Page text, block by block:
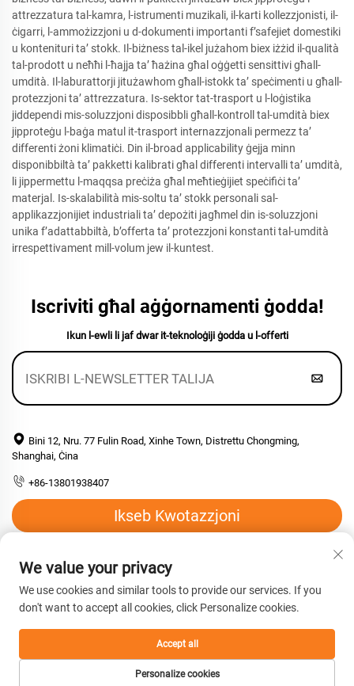
attrezzatura tal-kamra, l-istrumenti muzikali, il-karti kollezzjonisti, il-
ċigarri, l-ammożizzjoni u d-dokumenti importanti f’safejiet domestiki
u kontenituri ta’ stokk. Il-biżness tal-ikel jużahom biex iżżid il-qualità
tal-prodott u neħħi l-ħajja ta’ ħażina għal oġġetti sensittivi għall-
umdità. Il-laburattorji jitużawhom għall-istokk ta’ speċimenti u għall-
protezzjoni ta’ attrezzatura. Is-sektor tat-trasport u l-loġistika
jiddependi mis-soluzzjoni disposibbli għall-kontroll tal-umdità biex
jipproteġu l-baġa matul it-trasport internazzjonali permezz ta’
differenti żoni klimatiċi. Din il-broad applicability ġejja minn
disponibbiltà ta’ pakketti kalibrati għal differenti intervalli ta’ umdità,
li jippermettu l-maqqsa preċiża għal meħtieġijiet speċifiċi ta’
materjal. Is-skalabilità mis-soltu ta’ stokk personali sal-
applikazzjonijiet industriali ta’ depożiti jagħmel din is-soluzzjoni
unika f’adattabbiltà, b’offerta ta’ protezzjoni konstanti tal-umdità
irrespettivament mill-volum jew il-kuntest.
Iscriviti għal aġġornamenti ġodda!
Ikun l-ewli li jaf dwar it-teknoloġiji ġodda u l-offerti
Bini 12, Nru. 77 Fulin Road, Xinhe Town, Distrettu Chongming,
Shanghai, Ċina
+86-13801938407
Ikseb Kwotazzjoni
Copyright © 2026 Shanghai Hengyuan Macromolecular Materials
We value your privacy
We use cookies and similar tools to provide our services. If you
don't want to accept all cookies, click Personalize cookies.
Personalize cookies
Accept all